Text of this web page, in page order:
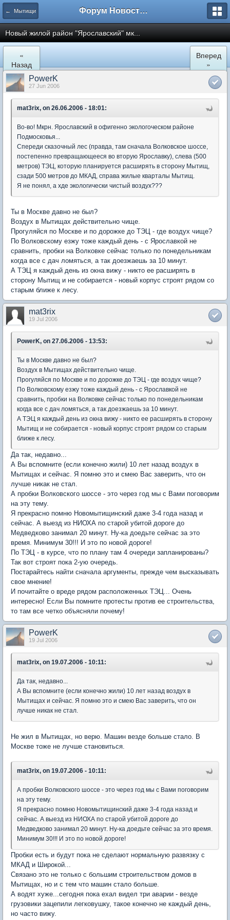
← Мытищи Форум Новостройки
Новый жилой район "Ярославский" мк...
«
Назад
Вперед
»
PowerK
27 Jun 2006
mat3rix, on 26.06.2006 - 18:01:
Во-во! Мкрн. Ярославский в офигенно экологоческом районе
Подмосковья...
Спереди сказочный лес (правда, там сначала Волковское шоссе,
постепенно превращающееся во вторую Ярославку), слева (500
метров) ТЭЦ, которую планируется расширять в сторону Мытищ,
сзади 500 метров до МКАД, справа жилые кварталы Мытищ.
Я не понял, а хде экологически чистый воздух???
Ты в Москве давно не был?
Воздух в Мытищах действительно чище.
Прогуляйся по Москве и по дорожке до ТЭЦ - где воздух чище?
По Волковскому езжу тоже каждый день - с Ярославкой не
сравнить, пробки на Волковке сейчас только по понедельникам
когда все с дач ломяться, а так доезжаешь за 10 минут.
А ТЭЦ я каждый день из окна вижу - никто ее расширять в
сторону Мытищ и не собирается - новый корпус строят рядом со
старым ближе к лесу.
mat3rix
19 Jul 2006
PowerK, on 27.06.2006 - 13:53:
Ты в Москве давно не был?
Воздух в Мытищах действительно чище.
Прогуляйся по Москве и по дорожке до ТЭЦ - где воздух чище?
По Волковскому езжу тоже каждый день - с Ярославкой не
сравнить, пробки на Волковке сейчас только по понедельникам
когда все с дач ломяться, а так доезжаешь за 10 минут.
А ТЭЦ я каждый день из окна вижу - никто ее расширять в сторону
Мытищ и не собирается - новый корпус строят рядом со старым
ближе к лесу.
Да так, недавно...
А Вы вспомните (если конечно жили) 10 лет назад воздух в
Мытищах и сейчас. Я помню это и смею Вас заверить, что он
лучше никак не стал.
А пробки Волковского шоссе - это через год мы с Вами поговорим
на эту тему.
Я прекрасно помню Новомытищинский даже 3-4 года назад и
сейчас. А выезд из НИОХА по старой убитой дороге до
Медведково занимал 20 минут. Ну-ка доедьте сейчас за это
время. Минимум 30!!! И это по новой дороге!
По ТЭЦ - в курсе, что по плану там 4 очереди запланированы?
Так вот строят пока 2-ую очередь.
Постарайтесь найти сначала аргументы, прежде чем высказывать
свое мнение!
И почитайте о вреде рядом расположенных ТЭЦ... Очень
интересно! Если Вы помните протесты против ее строительства,
то там все четко объясняли почему!
PowerK
19 Jul 2006
mat3rix, on 19.07.2006 - 10:11:
Да так, недавно...
А Вы вспомните (если конечно жили) 10 лет назад воздух в
Мытищах и сейчас. Я помню это и смею Вас заверить, что он
лучше никак не стал.
Не жил в Мытищах, но верю. Машин везде больше стало. В
Москве тоже не лучше становиться.
mat3rix, on 19.07.2006 - 10:11:
А пробки Волковского шоссе - это через год мы с Вами поговорим
на эту тему.
Я прекрасно помню Новомытищинский даже 3-4 года назад и
сейчас. А выезд из НИОХА по старой убитой дороге до
Медведково занимал 20 минут. Ну-ка доедьте сейчас за это время.
Минимум 30!!! И это по новой дороге!
Пробки есть и будут пока не сделают нормальную развязку с
МКАД и Широкой...
Связано это не только с большим строительством домов в
Мытищах, но и с тем что машин стало больше.
А водят хуже...сегодня пока ехал видел три аварии - везде
грузовики зацепили легковушку, такое конечно не каждый день,
но часто вижу.